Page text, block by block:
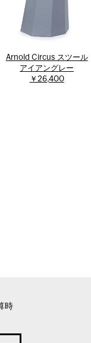
Arnold Circus スツール
アイアングレー
￥26,400
時